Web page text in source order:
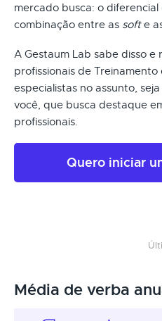
mercado busca: o
combinação entre as softe
A Gestaum Lab sabe disso e
profissionais de
especialistas no assunto,
você, que busca destaque
profissionais.
Quero iniciar
Média de verba